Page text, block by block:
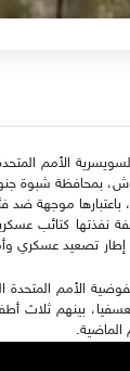
السويسرية الأمم
بمحافظة شبوة
موجهة ضد
نفذتها كتائب
إطار تصعيد عسكري
الأمم المتحدة
تعسفيا، بينهم
الماضية.